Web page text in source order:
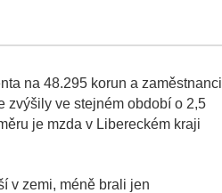
na 48.295 korun a zaměstnanci
zvýšily ve stejném období o 2,5
je mzda v Libereckém kraji
v zemi, méně brali jen